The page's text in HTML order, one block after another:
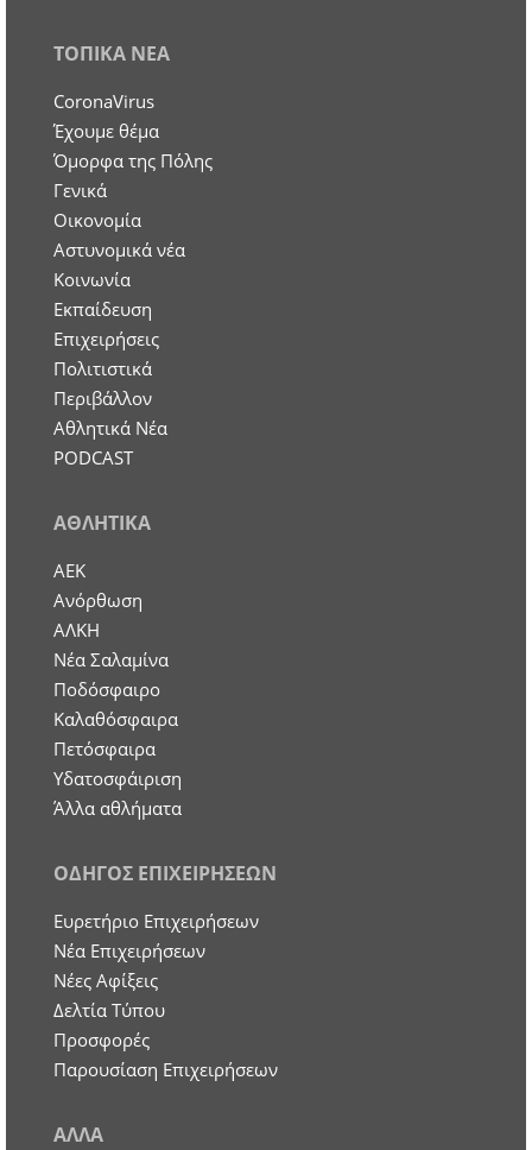
ΤΟΠΙΚΑ ΝΕΑ
CoronaVirus
Έχουμε θέμα
Όμορφα της Πόλης
Γενικά
Οικονομία
Aστυνομικά νέα
Κοινωνία
Εκπαίδευση
Επιχειρήσεις
Πολιτιστικά
Περιβάλλον
Αθλητικά Νέα
PODCAST
ΑΘΛΗΤΙΚΑ
ΑΕΚ
Ανόρθωση
ΑΛΚΗ
Νέα Σαλαμίνα
Ποδόσφαιρο
Καλαθόσφαιρα
Πετόσφαιρα
Υδατοσφάιριση
Άλλα αθλήματα
ΟΔΗΓΟΣ ΕΠΙΧΕΙΡΗΣΕΩΝ
Ευρετήριο Επιχειρήσεων
Nέα Επιχειρήσεων
Νέες Αφίξεις
Δελτία Τύπου
Προσφορές
Παρουσίαση Επιχειρήσεων
ΑΛΛΑ